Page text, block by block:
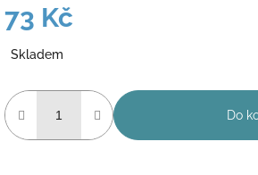
73 Kč
cena:
Skladem
Do